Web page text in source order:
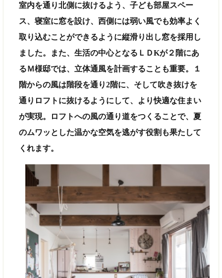
室内を通り北側に抜けるよう、子ども部屋スペー
ス、寝室に窓を設け、西側には弱い風でも効率よく
取り込むことができるように縦滑り出し窓を採用し
ました。また、生活の中心となるＬＤKが２階にあ
るＭ様邸では、立体通風を計画することも重要。１
階からの風は階段を通り2階に、そして吹き抜けを
通りロフトに抜けるようにして、より快適な住まい
が実現。ロフトへの風の通り道をつくることで、夏
のムワッとした温かな空気を逃がす役割も果たして
くれます。